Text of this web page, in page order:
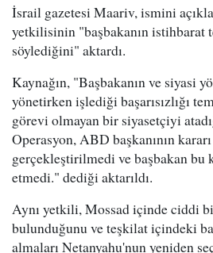
İsrail gazetesi Maariv, ismini
yetkilisinin "başbakanın istihbarat
söylediğini" aktardı.
Kaynağın, "Başbakanın ve siyasi
yönetirken işlediği başarısızlığı
görevi olmayan bir siyasetçiyi
Operasyon, ABD başkanının
gerçekleştirilmedi ve başbakan bu
etmedi." dediği aktarıldı.
Aynı yetkili, Mossad içinde ciddi
bulunduğunu ve teşkilat içindeki
almaları Netanyahu'nun yeniden